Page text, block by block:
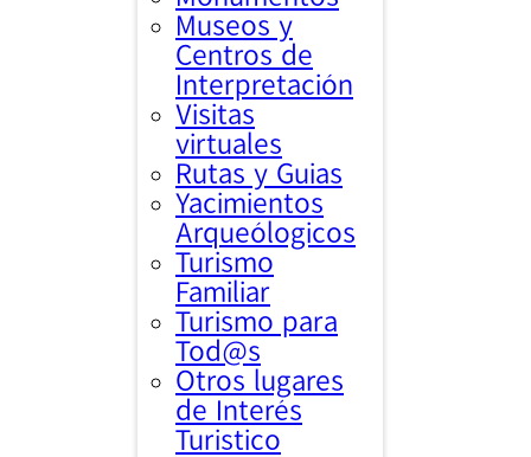
Museos y
Centros de
Interpretación
Visitas
virtuales
Rutas y Guias
Yacimientos
Arqueólogicos
Turismo
Familiar
Turismo para
Tod@s
Otros lugares
de Interés
Turistico